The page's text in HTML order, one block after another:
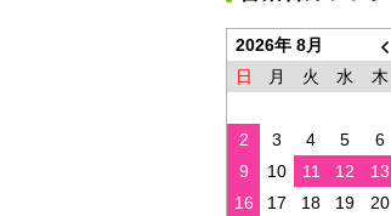
2026年 8月
日
月 火 水 木
2
3 4 5 6
9
10 11 12 13
16
17 18 19 20